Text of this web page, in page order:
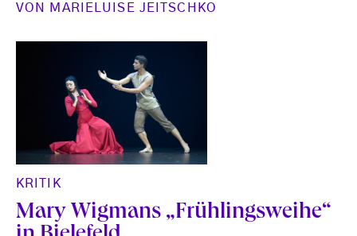
VON MARIELUISE JEITSCHKO
KRITIK
Mary Wigmans „Frühlingsweihe“